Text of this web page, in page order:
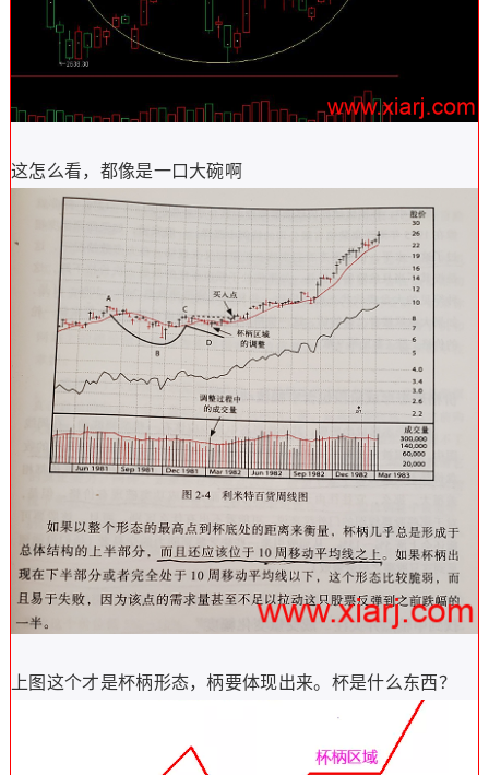
这怎么看，都像是一口大碗啊
上图这个才是杯柄形态，柄要体现出来。杯是什么东西？